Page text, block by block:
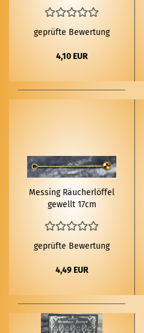
geprüfte Bewertung
4,10 EUR
Mes­sing Räu­cher­löf­fel
ge­wellt 17cm
geprüfte Bewertung
4,49 EUR